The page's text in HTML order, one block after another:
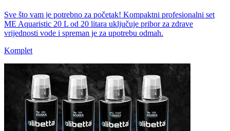
Sve što vam je potrebno za početak! Kompaktni profesionalni set
ME Aquaristic 20 L od 20 litara uključuje pribor za zdrave
vrijednosti vode i spreman je za upotrebu odmah.
Komplet